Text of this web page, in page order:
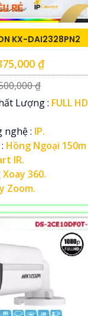
KX-DAI2328PN2
₫
₫
Lượng : FULL HD
nghệ : IP.
Hồng Ngoại 150m
IR.
Xoay 360.
Zoom.